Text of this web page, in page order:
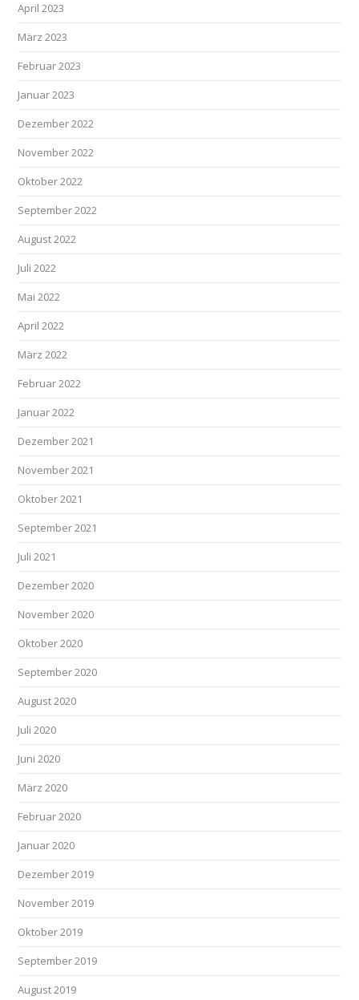
April 2023
März 2023
Februar 2023
Januar 2023
Dezember 2022
November 2022
Oktober 2022
September 2022
August 2022
Juli 2022
Mai 2022
April 2022
März 2022
Februar 2022
Januar 2022
Dezember 2021
November 2021
Oktober 2021
September 2021
Juli 2021
Dezember 2020
November 2020
Oktober 2020
September 2020
August 2020
Juli 2020
Juni 2020
März 2020
Februar 2020
Januar 2020
Dezember 2019
November 2019
Oktober 2019
September 2019
August 2019